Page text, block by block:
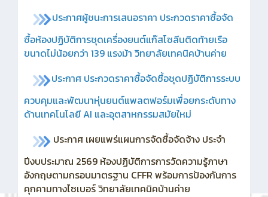
ประกาศผู้ชนะการเสนอราคา ประกวดราคาซื้อจัด
ซื้อห้องปฏิบัติการชุดเครื่องยนต์แก๊สโซลีนติดท้ายเรือ
ขนาดไม่น้อยกว่า 139 แรงม้า วิทยาลัยเทคนิคบ้านค่าย
ประกาศ ประกวดราคาซื้อจัดซื้อชุดปฏิบัติการระบบ
ควบคุมและพัฒนาหุ่นยนต์แพลตฟอร์มเพื่อยกระดับทาง
ด้านเทคโนโลยี AI และอุตสาหกรรมสมัยใหม่
ประกาศ เผยแพร่แผนการจัดซื้อจัดจ้าง ประจำ
ปีงบประมาณ 2569 ห้องปฏิบัติการการวัดความรู้ภาษา
อังกฤษตามกรอบมาตรฐาน CFFR พร้อมการป้องกันการ
คุกคามทางไซเบอร์ วิทยาลัยเทคนิคบ้านค่าย